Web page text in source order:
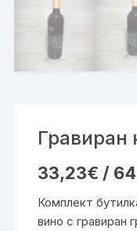
Гравиран
33,23€ /
Комплект
вино с гравиран